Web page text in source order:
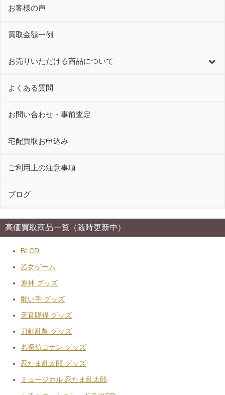
お客様の声
買取金額一例
お売りいただける商品について
よくある質問
お問い合わせ・事前査定
宅配買取お申込み
ご利用上の注意事項
ブログ
高価買取商品一覧（随時更新中）
BLCD
乙女ゲーム
原神 グッズ
歌い手 グッズ
天官賜福 グッズ
刀剣乱舞 グッズ
名探偵コナン グッズ
忍たま乱太郎 グッズ
ミュージカル 忍たま乱太郎